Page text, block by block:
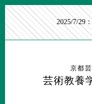
2025/7/29
京都
芸術教養